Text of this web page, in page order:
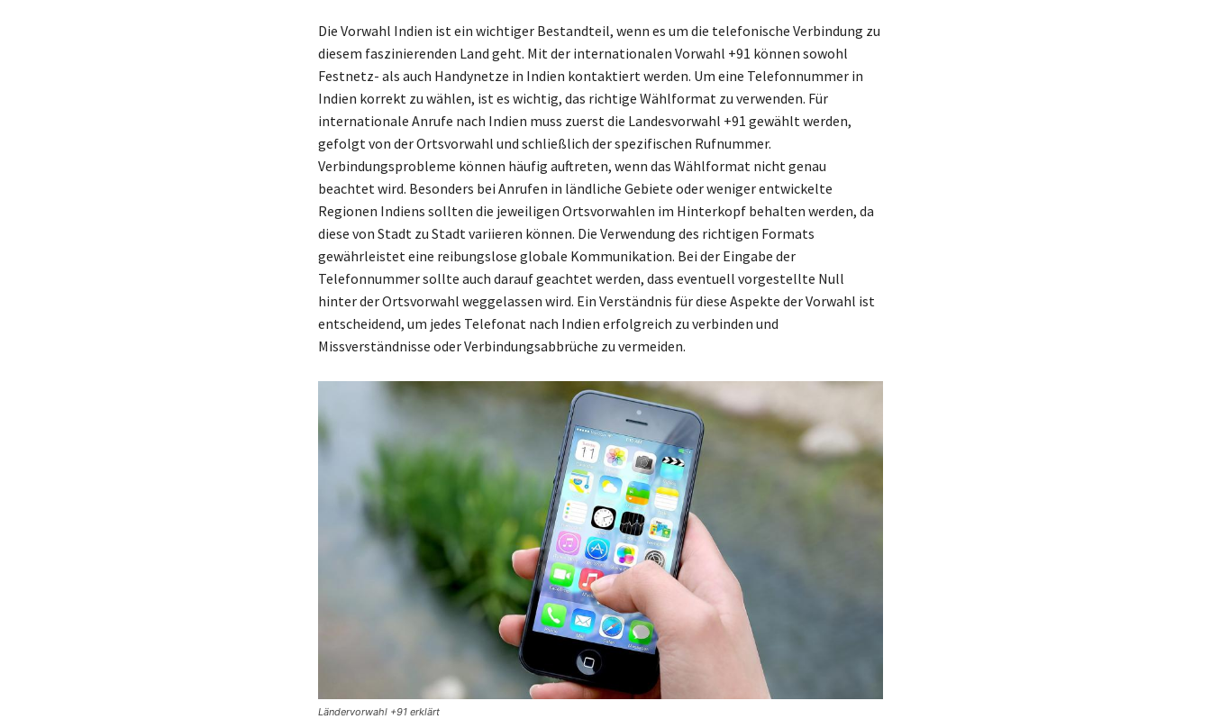
Die Vorwahl Indien ist ein wichtiger Bestandteil, wenn es um die telefonische Verbindung zu
diesem faszinierenden Land geht. Mit der internationalen Vorwahl +91 können sowohl
Festnetz- als auch Handynetze in Indien kontaktiert werden. Um eine Telefonnummer in
Indien korrekt zu wählen, ist es wichtig, das richtige Wählformat zu verwenden. Für
internationale Anrufe nach Indien muss zuerst die Landesvorwahl +91 gewählt werden,
gefolgt von der Ortsvorwahl und schließlich der spezifischen Rufnummer.
Verbindungsprobleme können häufig auftreten, wenn das Wählformat nicht genau
beachtet wird. Besonders bei Anrufen in ländliche Gebiete oder weniger entwickelte
Regionen Indiens sollten die jeweiligen Ortsvorwahlen im Hinterkopf behalten werden, da
diese von Stadt zu Stadt variieren können. Die Verwendung des richtigen Formats
gewährleistet eine reibungslose globale Kommunikation. Bei der Eingabe der
Telefonnummer sollte auch darauf geachtet werden, dass eventuell vorgestellte Null
hinter der Ortsvorwahl weggelassen wird. Ein Verständnis für diese Aspekte der Vorwahl ist
entscheidend, um jedes Telefonat nach Indien erfolgreich zu verbinden und
Missverständnisse oder Verbindungsabbrüche zu vermeiden.
Ländervorwahl +91 erklärt